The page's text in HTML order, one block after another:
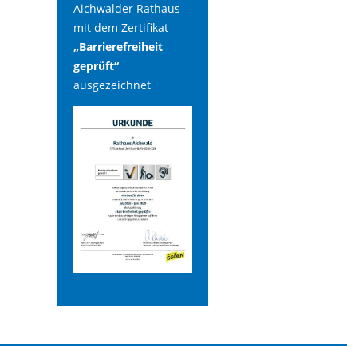
Aichwalder Rathaus
mit dem Zertifikat
„Barrierefreiheit
geprüft“
ausgezeichnet